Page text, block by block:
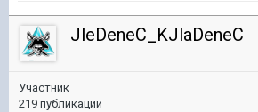
JleDeneC_KJlaDeneC
Участник
219 публикаций